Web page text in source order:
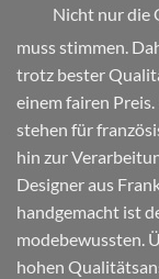
Nicht nur die
muss stimmen.
trotz bester
einem fairen
stehen für
hin zur
Designer aus
handgemacht ist
modebewussten.
hohen